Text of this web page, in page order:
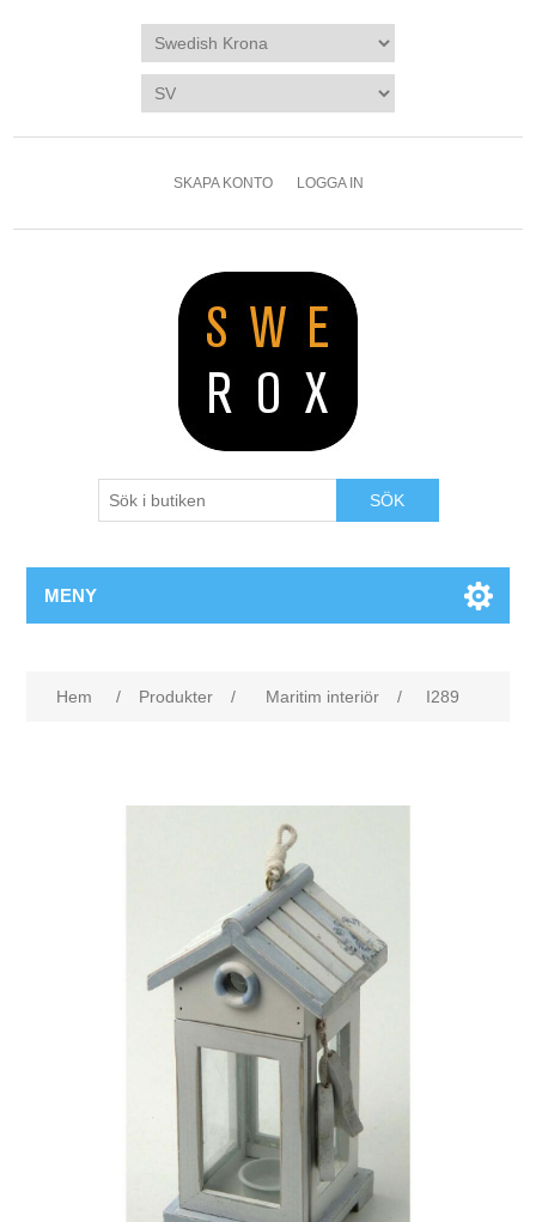
SKAPA KONTO LOGGA IN
SÖK
MENY
Hem / Produkter / Maritim interiör / I289